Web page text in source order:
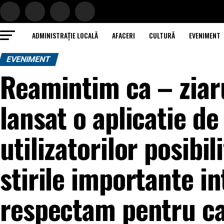
ADMINISTRAȚIE LOCALĂ AFACERI CULTURĂ EVENIMENT
EVENIMENT
Reamintim ca –
lansat o aplicatie
utilizatorilor
stirile importante
respectam pentru